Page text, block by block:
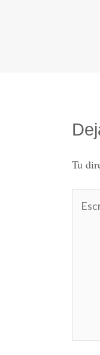
Tu
aquí...